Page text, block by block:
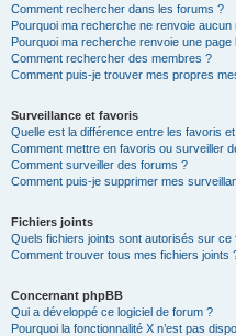
Comment rechercher dans les forums ?
Pourquoi ma recherche ne renvoie aucun
Pourquoi ma recherche renvoie une page
Comment rechercher des membres ?
Comment puis-je trouver mes propres
Surveillance et favoris
Quelle est la différence entre les favoris
Comment mettre en favoris ou surveiller
Comment surveiller des forums ?
Comment puis-je supprimer mes
Fichiers joints
Quels fichiers joints sont autorisés sur ce
Comment trouver tous mes fichiers joints
Concernant phpBB
Qui a développé ce logiciel de forum ?
Pourquoi la fonctionnalité X n’est pas